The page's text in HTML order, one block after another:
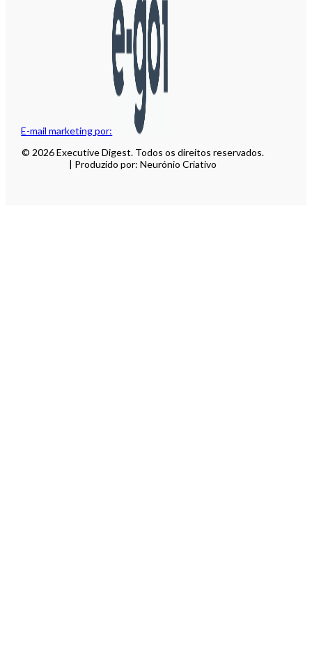
E-mail marketing por:
© 2026 Executive Digest. Todos os direitos reservados.
| Produzido por: Neurónio Criativo